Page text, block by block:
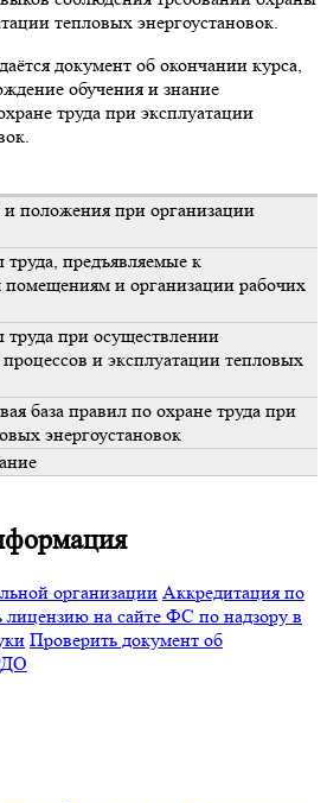
тепловых энергоустановок.
документ об окончании курса,
обучения и знание
труда при эксплуатации
положения при организации
предъявляемые к
и организации рабочих
труда при осуществлении
и эксплуатации тепловых
база правил по охране труда при
энергоустановок
организации Аккредитация по
лицензию на сайте ФС по надзору в
Проверить документ об